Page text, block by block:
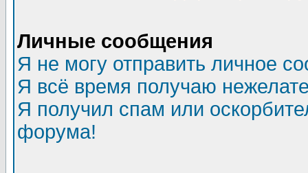
Личные сообщения
Я не могу отправить личное
Я всё время получаю
Я получил спам или
форума!